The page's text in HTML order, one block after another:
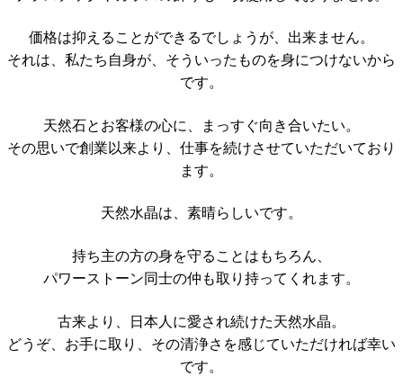
価格は抑えることができるでしょうが、出来ません。
それは、私たち自身が、そういったものを身につけないから
です。
天然石とお客様の心に、まっすぐ向き合いたい。
その思いで創業以来より、仕事を続けさせていただいており
ます。
天然水晶は、素晴らしいです。
持ち主の方の身を守ることはもちろん、
パワーストーン同士の仲も取り持ってくれます。
古来より、日本人に愛され続けた天然水晶。
どうぞ、お手に取り、その清浄さを感じていただければ幸い
です。